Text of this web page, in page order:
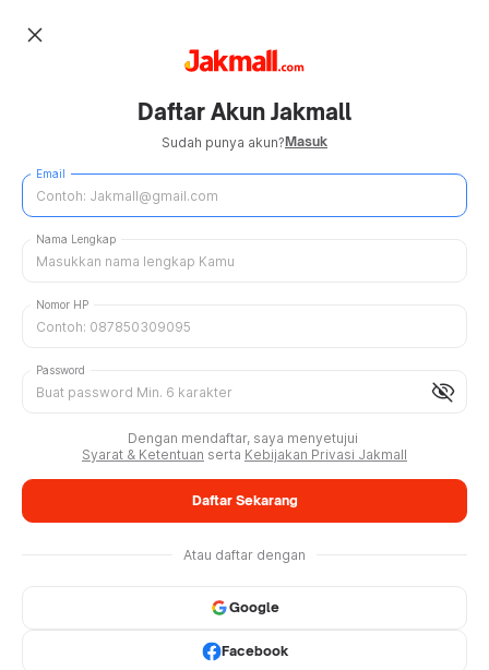
close
Daftar Akun Jakmall
Sudah punya akun?Masuk
Email
Nama Lengkap
Nomor HP
visibility_off
Password
Dengan mendaftar, saya menyetujui
Syarat & Ketentuan serta Kebijakan Privasi Jakmall
Daftar Sekarang
Atau daftar dengan
Google
Facebook